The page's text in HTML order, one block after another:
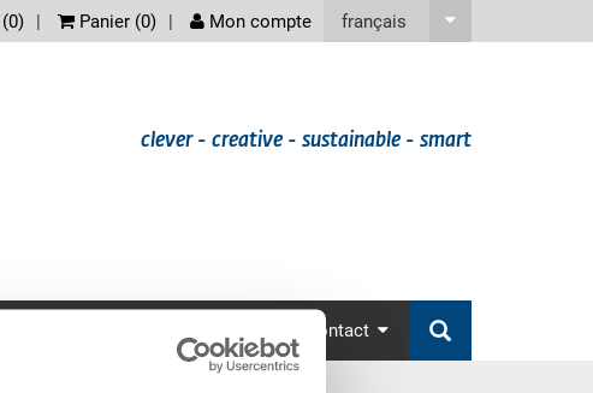
français
0) Panier (0) Mon compte
clever - creative - sustainable - smart
Contact